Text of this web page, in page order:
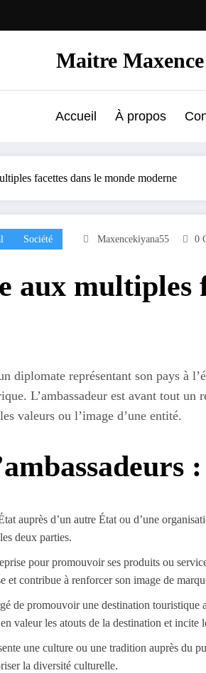
Maitre
Accueil À propos
facettes dans le monde moderne
Société Maxencekiyana55 0
aux multiples
diplomate représentant son pays à
L’ambassadeur est avant tout
valeurs ou l’image d’une entité.
:
auprès d’un autre État ou d’une
deux parties.
pour promouvoir ses produits ou
et contribue à renforcer son image de
de promouvoir une destination
valeur les atouts de la destination et incite
une culture ou une tradition auprès du
la diversité culturelle.